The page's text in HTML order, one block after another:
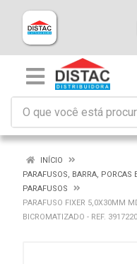
INÍCIO
PARAFUSOS, BARRA, PORCAS
PARAFUSOS
PARAFUSO FIXER 5,0X30MM
BICROMATIZADO - REF.